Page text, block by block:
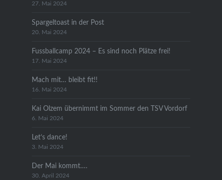
27. Mai 2024
Spargeltoast in der Post
20. Mai 2024
Fussballcamp 2024 – Es sind noch Plätze frei!
17. Mai 2024
Mach mit… bleibt fit!!
16. Mai 2024
Kai Olzem übernimmt im Sommer den TSV Vordorf
6. Mai 2024
Let’s dance!
3. Mai 2024
Der Mai kommt….
30. April 2024